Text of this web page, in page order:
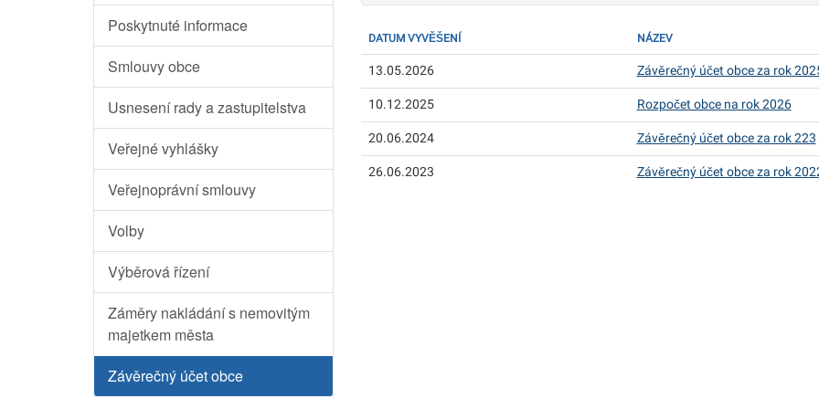
Poskytnuté informace
Smlouvy obce
Usnesení rady a zastupitelstva
Veřejné vyhlášky
Veřejnoprávní smlouvy
Volby
Výběrová řízení
Záměry nakládání s nemovitým
majetkem města
Závěrečný účet obce
DATUM VYVĚŠENÍ NÁZEV
13.05.2026 Závěrečný účet obce za rok
10.12.2025 Rozpočet obce na rok 2026
20.06.2024 Závěrečný účet obce za rok 223
26.06.2023 Závěrečný účet obce za rok